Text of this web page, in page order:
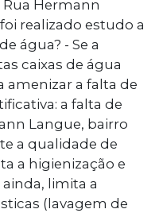
Hermann
realizado estudo a
água? - Se a
caixas de água
amenizar a falta de
a falta de
Langue, bairro
a qualidade de
a higienização e
limita a
(lavagem de